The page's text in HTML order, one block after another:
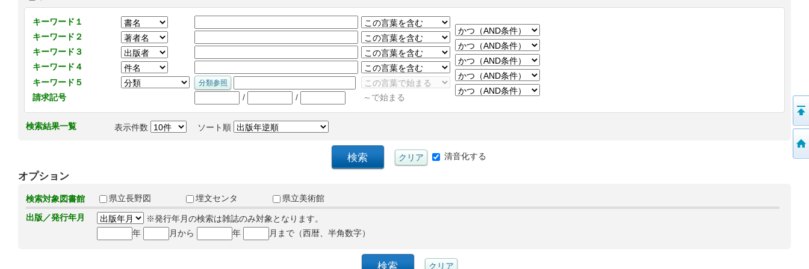
キーワード１
キーワード２
キーワード３
キーワード４
キーワード５
請求記号
/ / ～で始まる
検索結果一覧 表示件数 ソート順
清音化する
オプション
検索対象図書館 県立長野図 埋文センタ
県立美術館
出版／発行年月
※発行年月の検索は雑誌のみ対象となります。
年
月から 年 月まで（西暦、半角数字）